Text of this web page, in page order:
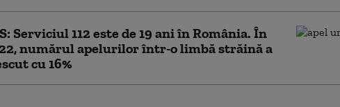
Serviciul 112 este de 19 ani în România. În
numărul apelurilor într-o limbă străină a
cu 16%